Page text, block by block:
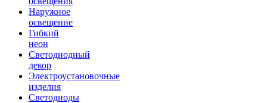
Наружное
освещение
Гибкий
неон
Светодиодный
декор
Электроустановочные
изделия
Светодиоды